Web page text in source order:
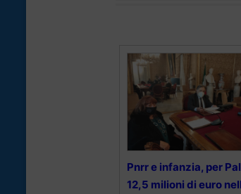
Pnrr e infanzia, per
12,5 milioni di euro